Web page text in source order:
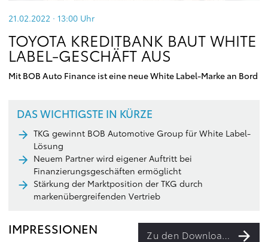
21.02.2022 · 13:00 Uhr
TOYOTA KREDITBANK BAUT WHITE
LABEL-GESCHÄFT AUS
Mit BOB Auto Finance ist eine neue White Label-Marke an Bord
DAS WICHTIGSTE IN KÜRZE
TKG gewinnt BOB Automotive Group für White Label-
Lösung
Neuem Partner wird eigener Auftritt bei
Finanzierungsgeschäften ermöglicht
Stärkung der Marktposition der TKG durch
markenübergreifenden Vertrieb
IMPRESSIONEN Zu den Downloads